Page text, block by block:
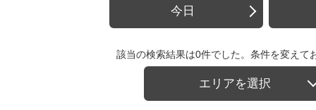
今日
該当の検索結果は0件でした。条件を変えて
エリアを選択